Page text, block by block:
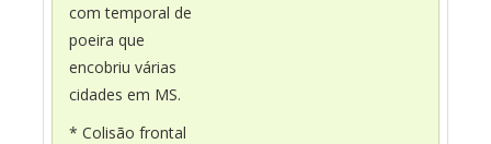
com temporal de
poeira que
encobriu várias
cidades em MS.
* Colisão frontal